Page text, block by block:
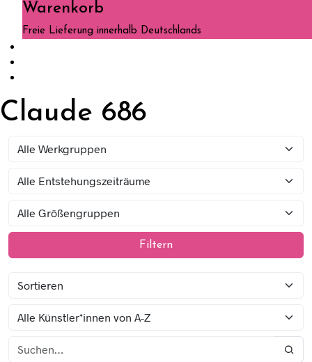
Warenkorb
Freie Lieferung innerhalb Deutschlands
Claude 686
Filtern